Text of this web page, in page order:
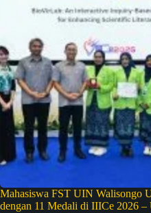
Mahasiswa FST UIN Walisongo
dengan 11 Medali di IIICe 2026